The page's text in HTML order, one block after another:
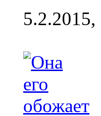
5.2.2015,